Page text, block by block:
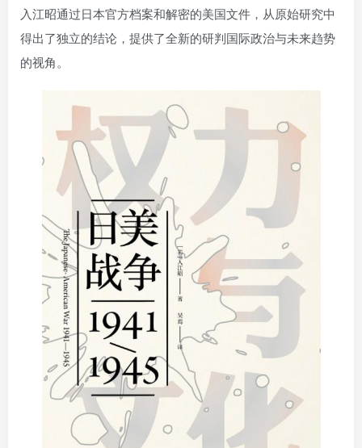
入江昭通过日本官方档案和解密的美国文件，从原始研究中
得出了独立的结论，提供了全新的研判国际政治与未来趋势
的视角。